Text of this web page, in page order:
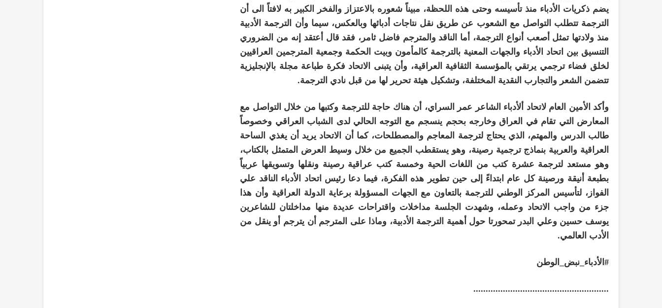
يضم ذكريات الأدباء منذ تأسيسه وحتى هذه اللحظة، مبيناً شعوره بالاعتزاز والفخر الكبير به لافتاً الى أن
الترجمة تتطلب التواصل مع الشعوب عن طريق نقل نتاجات أدبائها وبالعكس، سيما وأن الترجمة الأدبية
منذ ولادتها تمثل أصعب أنواع الترجمة، أما الناقد والمترجم فاضل ثامر، فقد قال أعتقد إنه من الضروري
التنسيق بين اتحاد الأدباء والجهات المعنية بالترجمة كالمأمون وبيت الحكمة وجمعية المترجمين العراقيين
لخلق فضاء ترجمي يرتقي بالمؤسسة الثقافية العراقية، وأن يتبنى الاتحاد فكرة طباعة مجلة بالإنجليزية
تتضمن الشعر والتجارب النقدية المختلفة، وتشكيل هيئة تحرير لها من قبل نادي الترجمة.
وأكد الأمين العام لاتحاد ألأدباء الشاعر عمر السراي، أن هناك حاجة للترجمة وكتبها من خلال التواصل مع
المعارض التي تقام في العراق وخارجه بحجم ينسجم مع التوجه الحالي لدى الشباب العراقي وخصوصاً
طالب الدرس والمهتم، الذي يحتاج لترجمة المعاجم والمصطلحات، كما أن الاتحاد يريد أن يغذي الساحة
العراقية والعربية بنماذج ترجمية رصينة، وهو يستقطب الجميع من خلال وسيط العرض المتمثل بالكتاب،
وهو مستعد لترجمة عشرة كتب من اللغات الحية وخمسة كتب عراقية رصينة ونقلها وتسويقها عربياً
بطبعة أنيقة ورصينة كل عام ابتداءً إلى حين تطوير هذه الفكرة، فيما دعا رئيس اتحاد الأدباء الناقد علي
الفواز، لتأسيس المركز الوطني للترجمة بالتعاون مع الجهات المسؤولة برعاية الدولة العراقية وأن هذا
جزء من واجب الاتحاد وعمله، وشهدت الجلسة مداخلات واقتراحات عديدة منها مداخلتان للشاعرين
يوسف حسين وعلي البدر تمحورتا حول أهمية الترجمة الأدبية، وماذا على المترجم أن يترجم أو ينقل من
الأدب العالمي.
#الأدباء_نبض_الوطن
.......................................................